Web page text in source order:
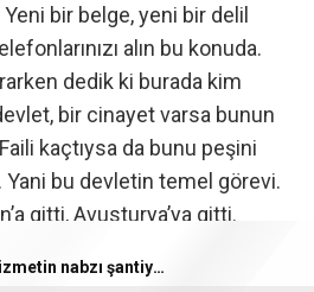
bir belge, yeni bir delil
alın bu konuda.
dedik ki burada kim
bir cinayet varsa bunun
kaçtıysa da bunu peşini
Yani bu devletin temel görevi.
gitti, Avusturya’ya gitti.
etmek zorunda. Yani bizim
olduğumuzu
Şehzadeler’de hizmetin nabzı şantiyede tutuldu